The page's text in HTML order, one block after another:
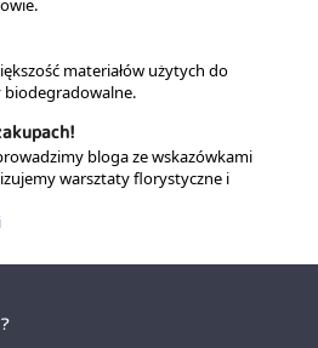
materiałów użytych do
biodegradowalne.
bloga ze wskazówkami
warsztaty florystyczne i